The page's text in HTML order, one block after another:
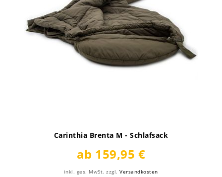
Carinthia Brenta M - Schlafsack
ab 159,95 €
inkl. ges. MwSt. zzgl.Versandkosten